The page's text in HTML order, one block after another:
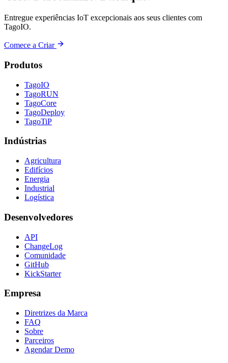
Entregue experiências IoT excepcionais aos seus clientes com
TagoIO.
Comece a Criar
Produtos
TagoIO
TagoRUN
TagoCore
TagoDeploy
TagoTiP
Indústrias
Agricultura
Edifícios
Energia
Industrial
Logística
Desenvolvedores
API
ChangeLog
Comunidade
GitHub
KickStarter
Empresa
Diretrizes da Marca
FAQ
Sobre
Parceiros
Agendar Demo